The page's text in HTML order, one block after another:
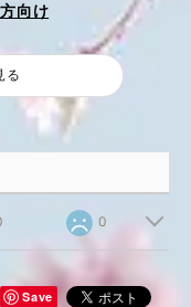
向け
る
0
Save